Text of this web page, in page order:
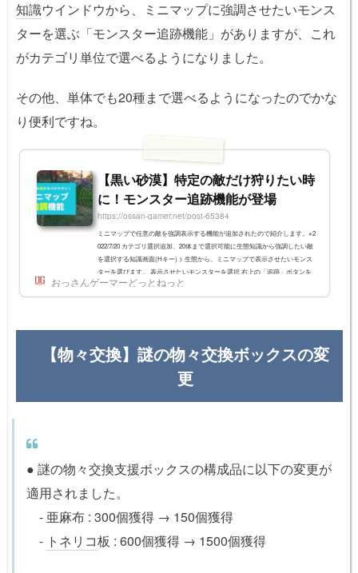
知識ウインドウから、ミニマップに強調させたいモンス
ターを選ぶ「モンスター追跡機能」がありますが、これ
がカテゴリ単位で選べるようになりました。
その他、単体でも20種まで選べるようになったのでかな
り便利ですね。
【黒い砂漠】特定の敵だけ狩りたい時
に！モンスター追跡機能が登場
https://ossan-gamer.net/post-65384
ミニマップで任意の敵を強調表示する機能が追加されたので紹介します。※2
022/7/20 カテゴリ選択追加、20体まで選択可能に生態知識から強調したい敵
を選択する知識画面(Hキー) > 生態から、ミニマップで表示させたいモンス
ターを選びます。 表示させたいモンスターを選択 右上の「追跡」ボタンを
押すすると、モンスター名が青色に変化し、追跡中であることがわかりま
す。2022/7/20アップデートで、カテゴリをまとめて選ぶことも出来るように
おっさんゲーマーどっとねっと
【物々交換】謎の物々交換ボックスの変
更
● 謎の物々交換支援ボックスの構成品に以下の変更が
適用されました。
- 亜麻布 : 300個獲得 → 150個獲得
- トネリコ板 : 600個獲得 → 1500個獲得